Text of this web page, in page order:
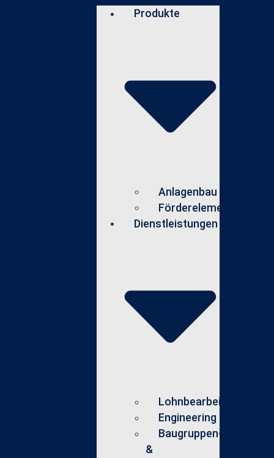
Produkte
Anlagenbau
Förderelemente
Dienstleistungen
Lohnbearbeitung
Engineering
Baugruppen-
&